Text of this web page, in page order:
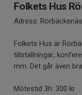
Folkets Hus
Adress:
Folkets Hus är
tillställningar,
mm. Det går även
Mötestid 3h: 300 kr